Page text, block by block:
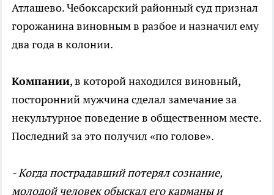
Атлашево. Чебоксарский районный суд признал
горожанина виновным в разбое и назначил ему
два года в колонии.
Компании, в которой находился виновный,
посторонний мужчина сделал замечание за
некультурное поведение в общественном месте.
Последний за это получил «по голове».
- Когда пострадавший потерял сознание,
молодой человек обыскал его карманы и